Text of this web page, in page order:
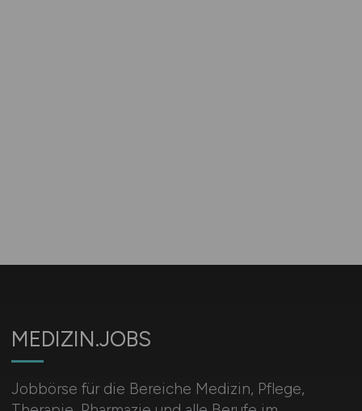
MEDIZIN.JOBS
Jobbörse für die Bereiche Medizin, Pflege,